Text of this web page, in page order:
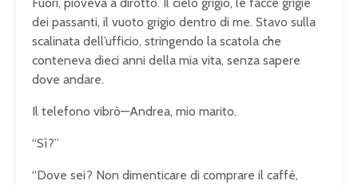
dei passanti, il vuoto grigio dentro di me. Stavo sulla
scalinata dell’ufficio, stringendo la scatola che
conteneva dieci anni della mia vita, senza sapere
dove andare.
Il telefono vibrò—Andrea, mio marito.
“Sì?”
“Dove sei? Non dimenticare di comprare il caffè,